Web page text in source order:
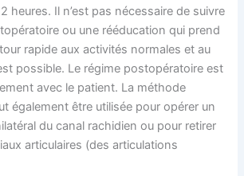
heures. Il n’est pas nécessaire de suivre
ou une rééducation qui prend
rapide aux activités normales et au
possible. Le régime postopératoire est
avec le patient. La méthode
également être utilisée pour opérer un
du canal rachidien ou pour retirer
articulaires (des articulations